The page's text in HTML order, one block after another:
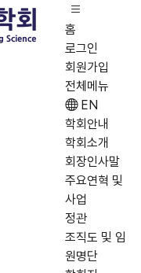
홈
로그인
회원가입
전체메뉴
EN
학회안내
학회소개
회장인사말
주요연혁 및
사업
정관
조직도 및 임
원명단